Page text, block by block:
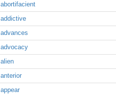
abortifacient
addictive
advances
advocacy
alien
anterior
appear